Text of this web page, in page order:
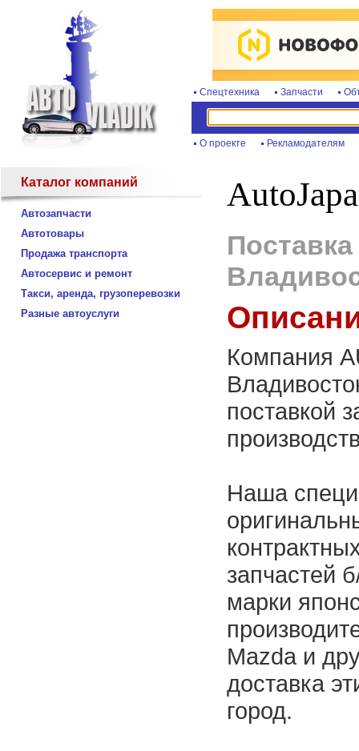
Спецтехника Запчасти
О проекте Рекламодателям
Каталог компаний
Автозапчасти
Автотовары
Продажа транспорта
Автосервис и ремонт
Такси, аренда, грузоперевозки
Разные автоуслуги
Компания
поставкой
Наша
запчастей
марки
Mazda и
доставка
город.